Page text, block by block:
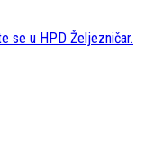
se u HPD Željezničar.